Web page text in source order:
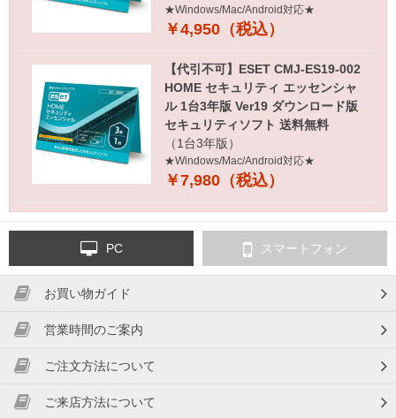
★Windows/Mac/Android対応★
￥4,950（税込）
【代引不可】ESET CMJ-ES19-002
HOME セキュリティ エッセンシャ
ル 1台3年版 Ver19 ダウンロード版
セキュリティソフト 送料無料
（1台3年版）
★Windows/Mac/Android対応★
￥7,980（税込）
PC スマートフォン
お買い物ガイド
営業時間のご案内
ご注文方法について
ご来店方法について